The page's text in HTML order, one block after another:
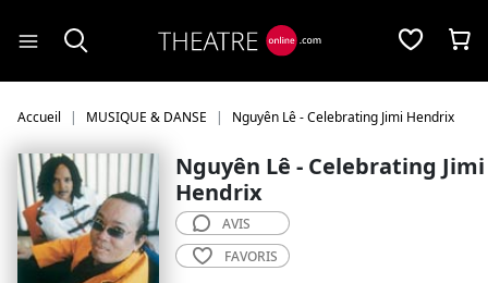
Accueil MUSIQUE & DANSE Nguyên Lê - Celebrating Jimi Hendrix
Nguyên Lê - Celebrating Jimi
Hendrix
AVIS
FAVORIS